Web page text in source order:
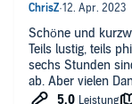
Schöne und
Teils lustig, teils
sechs Stunden
ab. Aber vielen